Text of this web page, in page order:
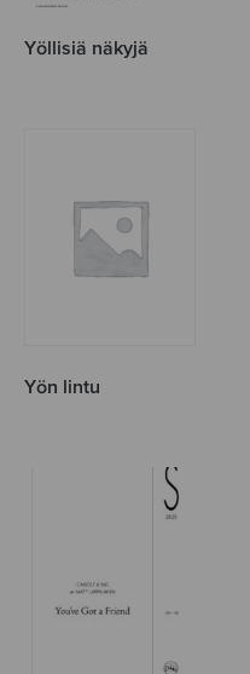
Yöllisiä näkyjä
Yön lintu